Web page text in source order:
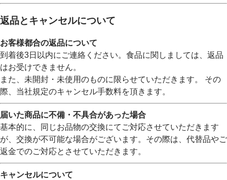
返品とキャンセルについて
お客様都合の返品について
到着後3日以内にご連絡ください。食品に関しましては、返品
はお受けできません。
また、未開封・未使用のものに限らせていただきます。 その
際、当社規定のキャンセル手数料を頂きます。
届いた商品に不備・不具合があった場合
基本的に、同じお品物の交換にてご対応させていただきます
が、交換が不可能な場合がございます。その際は、代替品やご
返金でのご対応とさせていただきます。
キャンセルについて